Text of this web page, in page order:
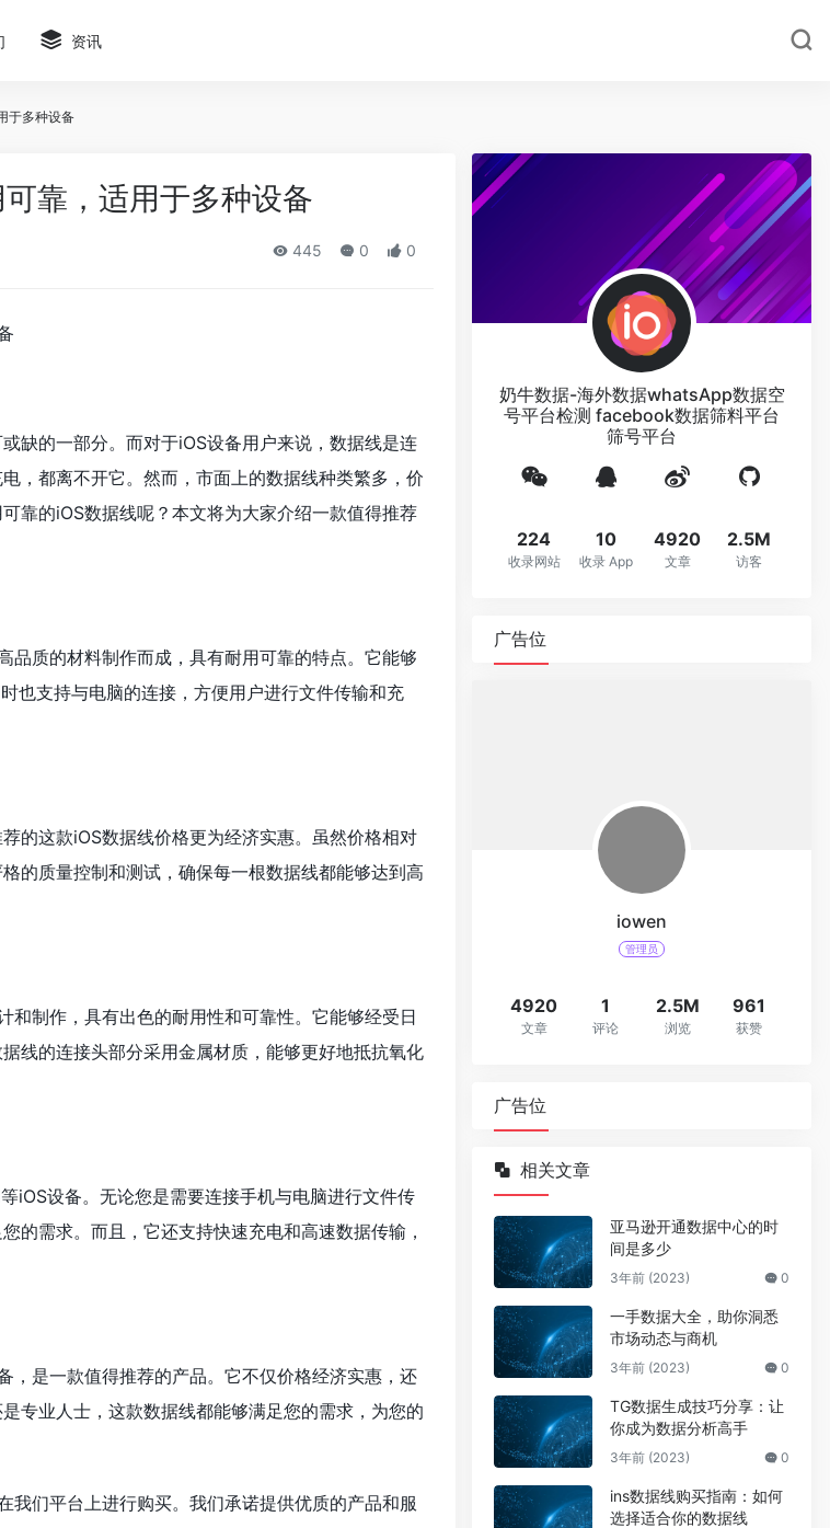
资讯
于多种设备
靠，适用于多种设备
445 0 0
缺的一部分。而对于iOS设备用户来说，数据线是连
，都离不开它。然而，市面上的数据线种类繁多，价
靠的iOS数据线呢？本文将为大家介绍一款值得推荐
品质的材料制作而成，具有耐用可靠的特点。它能够
也支持与电脑的连接，方便用户进行文件传输和充
的这款iOS数据线价格更为经济实惠。虽然价格相对
的质量控制和测试，确保每一根数据线都能够达到高
和制作，具有出色的耐用性和可靠性。它能够经受日
线的连接头部分采用金属材质，能够更好地抵抗氧化
iOS设备。无论您是需要连接手机与电脑进行文件传
的需求。而且，它还支持快速充电和高速数据传输，
，是一款值得推荐的产品。它不仅价格经济实惠，还
专业人士，这款数据线都能够满足您的需求，为您的
我们平台上进行购买。我们承诺提供优质的产品和服
奶牛数据-海外数据whatsApp数据空
号平台检测 facebook数据筛料平台
筛号平台
224
收录网站
10
收录 App
4920
文章
2.5M
访客
广告位
iowen
管理员
4920
文章
1
评论
2.5M
浏览
961
获赞
广告位
相关文章
亚马逊开通数据中心的时
间是多少
3年前 (2023) 0
一手数据大全，助你洞悉
市场动态与商机
3年前 (2023) 0
TG数据生成技巧分享：让
你成为数据分析高手
3年前 (2023) 0
ins数据线购买指南：如何
选择适合你的数据线